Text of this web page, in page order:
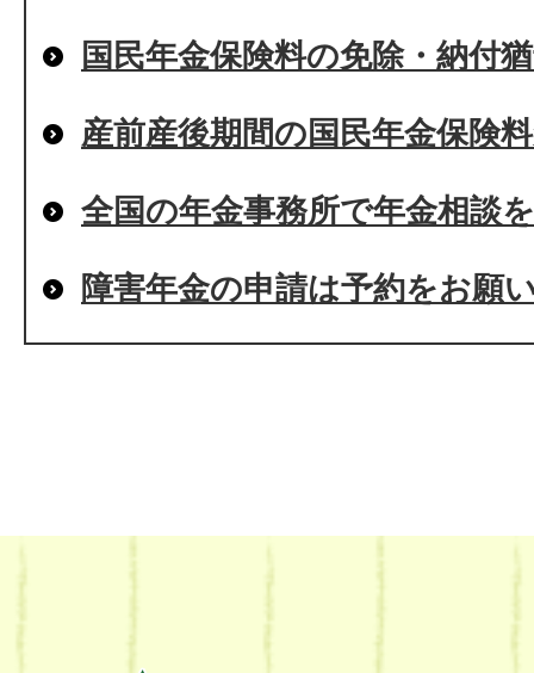
国民年金保険料の免除・納付
産前産後期間の国民年金保険
全国の年金事務所で年金相談
障害年金の申請は予約をお願